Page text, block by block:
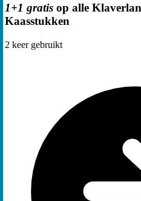
1+1 gratis op alle
Kaasstukken
2 keer gebruikt